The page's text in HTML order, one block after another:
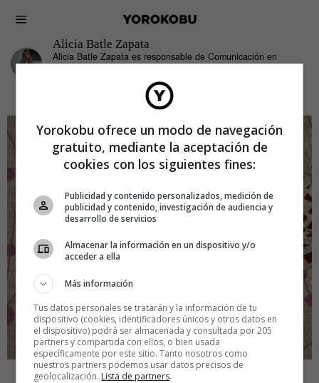
Alicia Batle Zapata
Alicia Batle Zapata es responsable de Comunicación en
BRANDED CONTENT ALICIA BATLE ZAPATA
Yorokobu ofrece un modo de navegación
gratuito, mediante la aceptación de
cookies con los siguientes fines:
Publicidad y contenido personalizados, medición de
publicidad y contenido, investigación de audiencia y
desarrollo de servicios
Almacenar la información en un dispositivo y/o
acceder a ella
Más información
Tus datos personales se tratarán y la información de tu
dispositivo (cookies, identificadores únicos y otros datos en
el dispositivo) podrá ser almacenada y consultada por 205
partners y compartida con ellos, o bien usada
específicamente por este sitio. Tanto nosotros como
nuestros partners podemos usar datos precisos de
geolocalización. Lista de partners.